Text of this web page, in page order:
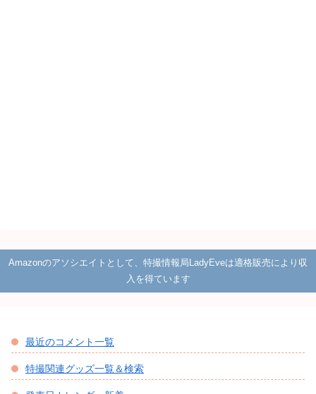
Amazonのアソシエイトとして、特撮情報局LadyEveは適格販売により収
入を得ています
最近のコメント一覧
特撮関連グッズ一覧＆検索